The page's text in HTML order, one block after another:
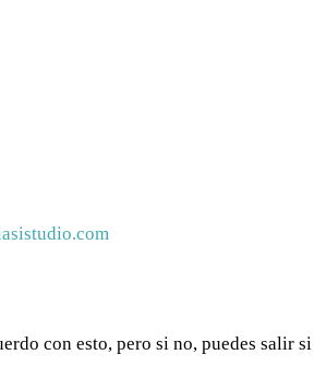
con esto, pero si no, puedes salir si